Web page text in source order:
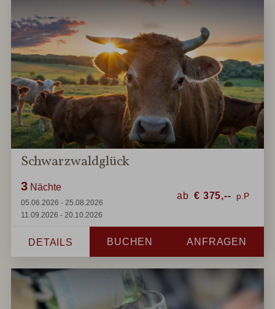
Schwarzwaldglück
3 Nächte
05.06.2026 - 25.08.2026
11.09.2026 - 20.10.2026
ab € 375,--
DETAILS BUCHEN ANFRAGEN